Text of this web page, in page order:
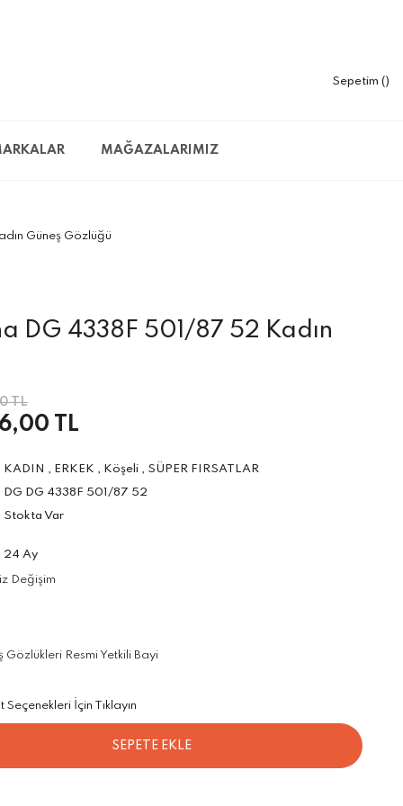
Sepetim
MAĞAZALARIMIZ
Güneş Gözlüğü
DG 4338F 501/87 52 Kadın
TL
TL
KADIN , ERKEK , Köşeli , SÜPER FIRSATLAR
DG DG 4338F 501/87 52
Stokta Var
24 Ay
Değişim
Gözlükleri Resmi Yetkili Bayi
İçin Tıklayın
SEPETE EKLE